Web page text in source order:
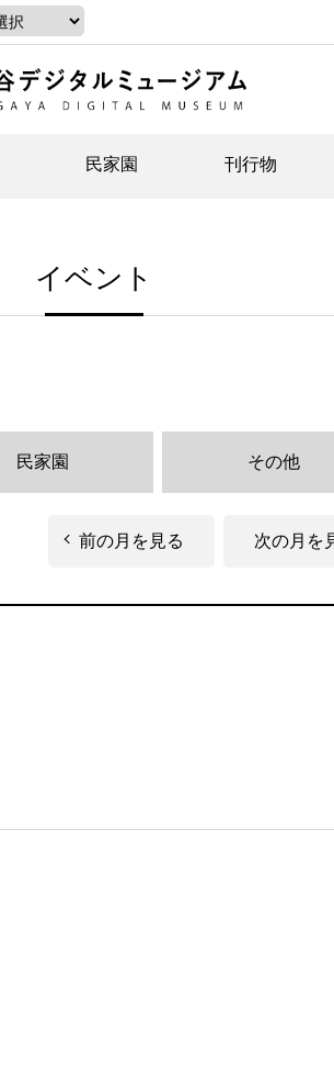
イベント
民家園
イベント
刊行物
ジュニア講座
イベント
民家園 その他
前の月を見る 次の月を